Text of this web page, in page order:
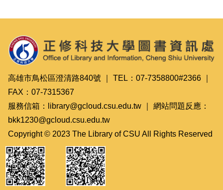
高雄市鳥松區澄清路840號 ｜ TEL：07-7358800#2366 ｜
FAX：07-7315367
服務信箱：library@gcloud.csu.edu.tw ｜ 網站問題反應：
bkk1230@gcloud.csu.edu.tw
Copyright © 2023 The Library of CSU All Rights Reserved